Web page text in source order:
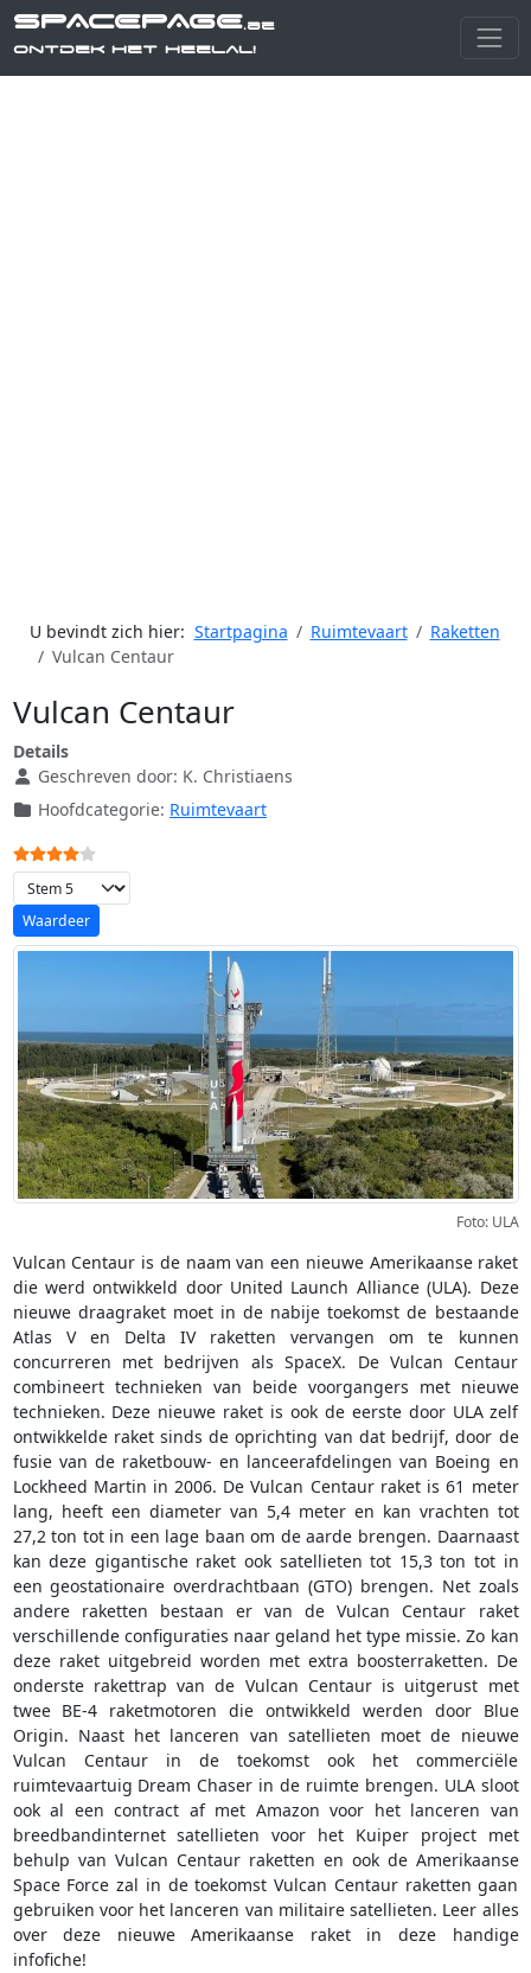
SPACEPAGE.be
Ontdek het heelal!
U bevindt zich hier: Startpagina Ruimtevaart
Raketten
Vulcan Centaur
Vulcan Centaur
Details
Geschreven door: K. Christiaens
Hoofdcategorie: Ruimtevaart
Gebruikerswaardering:
Voeg waardering toe
Foto: ULA
Vulcan Centaur is de naam van een nieuwe Amerikaanse raket
die werd ontwikkeld door United Launch Alliance (ULA). Deze
nieuwe draagraket moet in de nabije toekomst de bestaande
Atlas V en Delta IV raketten vervangen om te kunnen
concurreren met bedrijven als SpaceX. De Vulcan Centaur
combineert technieken van beide voorgangers met nieuwe
technieken. Deze nieuwe raket is ook de eerste door ULA zelf
ontwikkelde raket sinds de oprichting van dat bedrijf, door de
fusie van de raketbouw- en lanceerafdelingen van Boeing en
Lockheed Martin in 2006. De Vulcan Centaur raket is 61 meter
lang, heeft een diameter van 5,4 meter en kan vrachten tot
27,2 ton tot in een lage baan om de aarde brengen. Daarnaast
kan deze gigantische raket ook satellieten tot 15,3 ton tot in
een geostationaire overdrachtbaan (GTO) brengen. Net zoals
andere raketten bestaan er van de Vulcan Centaur raket
verschillende configuraties naar geland het type missie. Zo kan
deze raket uitgebreid worden met extra boosterraketten. De
onderste rakettrap van de Vulcan Centaur is uitgerust met
twee BE-4 raketmotoren die ontwikkeld werden door Blue
Origin. Naast het lanceren van satellieten moet de nieuwe
Vulcan Centaur in de toekomst ook het commerciële
ruimtevaartuig Dream Chaser in de ruimte brengen. ULA sloot
ook al een contract af met Amazon voor het lanceren van
breedbandinternet satellieten voor het Kuiper project met
behulp van Vulcan Centaur raketten en ook de Amerikaanse
Space Force zal in de toekomst Vulcan Centaur raketten gaan
gebruiken voor het lanceren van militaire satellieten. Leer alles
over deze nieuwe Amerikaanse raket in deze handige
infofiche!